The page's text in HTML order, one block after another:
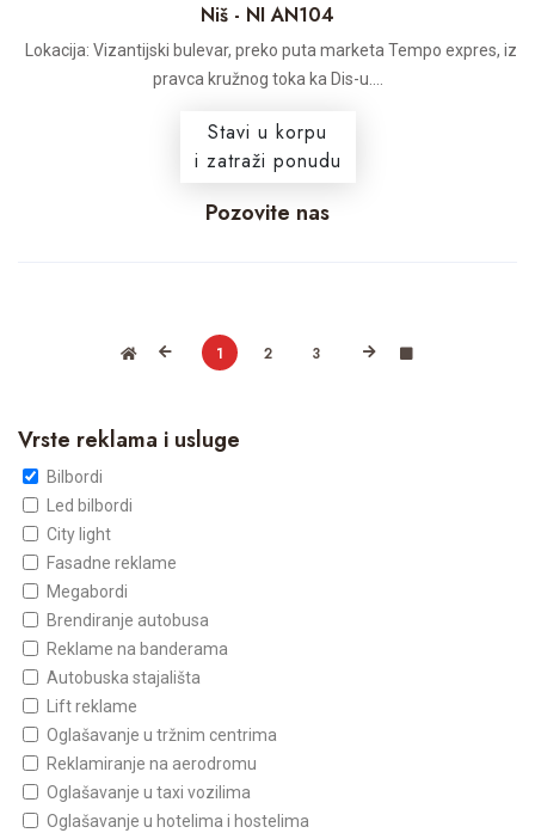
Niš - NI AN104
Lokacija: Vizantijski bulevar, preko puta marketa Tempo expres, iz
pravca kružnog toka ka Dis-u....
Stavi u korpu
i zatraži ponudu
Pozovite nas
1 2 3
Vrste reklama i usluge
Bilbordi
Led bilbordi
City light
Fasadne reklame
Megabordi
Brendiranje autobusa
Reklame na banderama
Autobuska stajališta
Lift reklame
Oglašavanje u tržnim centrima
Reklamiranje na aerodromu
Oglašavanje u taxi vozilima
Oglašavanje u hotelima i hostelima